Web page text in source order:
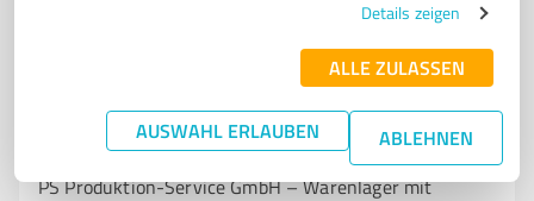
Details zeigen
ALLE ZULASSEN
AUSWAHL ERLAUBEN ABLEHNEN
Transport, Logistik & Spedition
PS Produktion-Service GmbH
PS Produktion-Service GmbH – Warenlager mit